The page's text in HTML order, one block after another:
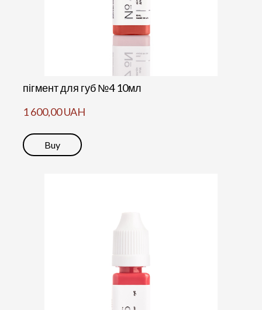
пігмент для губ №4 10мл
1 600,00 UAH
Buy